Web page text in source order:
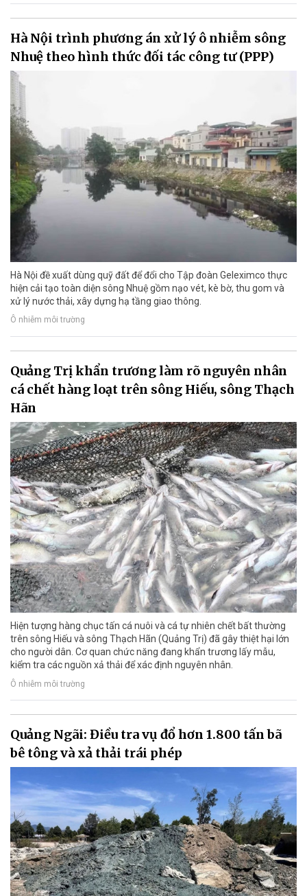
Hà Nội trình phương án xử lý ô nhiễm sông
Nhuệ theo hình thức đối tác công tư (PPP)
Hà Nội đề xuất dùng quỹ đất để đổi cho Tập đoàn Geleximco thực
hiện cải tạo toàn diện sông Nhuệ gồm nạo vét, kè bờ, thu gom và
xử lý nước thải, xây dựng hạ tầng giao thông.
Ô nhiễm môi trường
Quảng Trị khẩn trương làm rõ nguyên nhân
cá chết hàng loạt trên sông Hiếu, sông Thạch
Hãn
Hiện tượng hàng chục tấn cá nuôi và cá tự nhiên chết bất thường
trên sông Hiếu và sông Thạch Hãn (Quảng Trị) đã gây thiệt hại lớn
cho người dân. Cơ quan chức năng đang khẩn trương lấy mẫu,
kiểm tra các nguồn xả thải để xác định nguyên nhân.
Ô nhiễm môi trường
Quảng Ngãi: Điều tra vụ đổ hơn 1.800 tấn bã
bê tông và xả thải trái phép